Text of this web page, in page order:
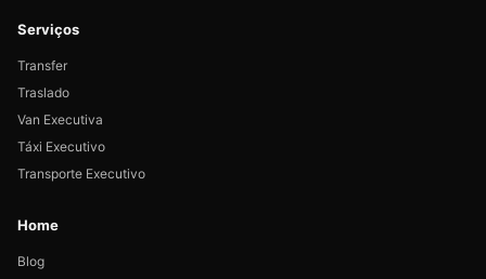
Serviços
Transfer
Traslado
Van Executiva
Táxi Executivo
Transporte Executivo
Home
Blog